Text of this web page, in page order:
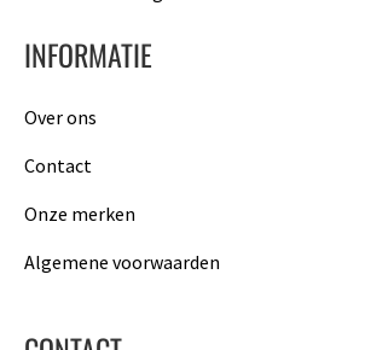
INFORMATIE
Over ons
Contact
Onze merken
Algemene voorwaarden